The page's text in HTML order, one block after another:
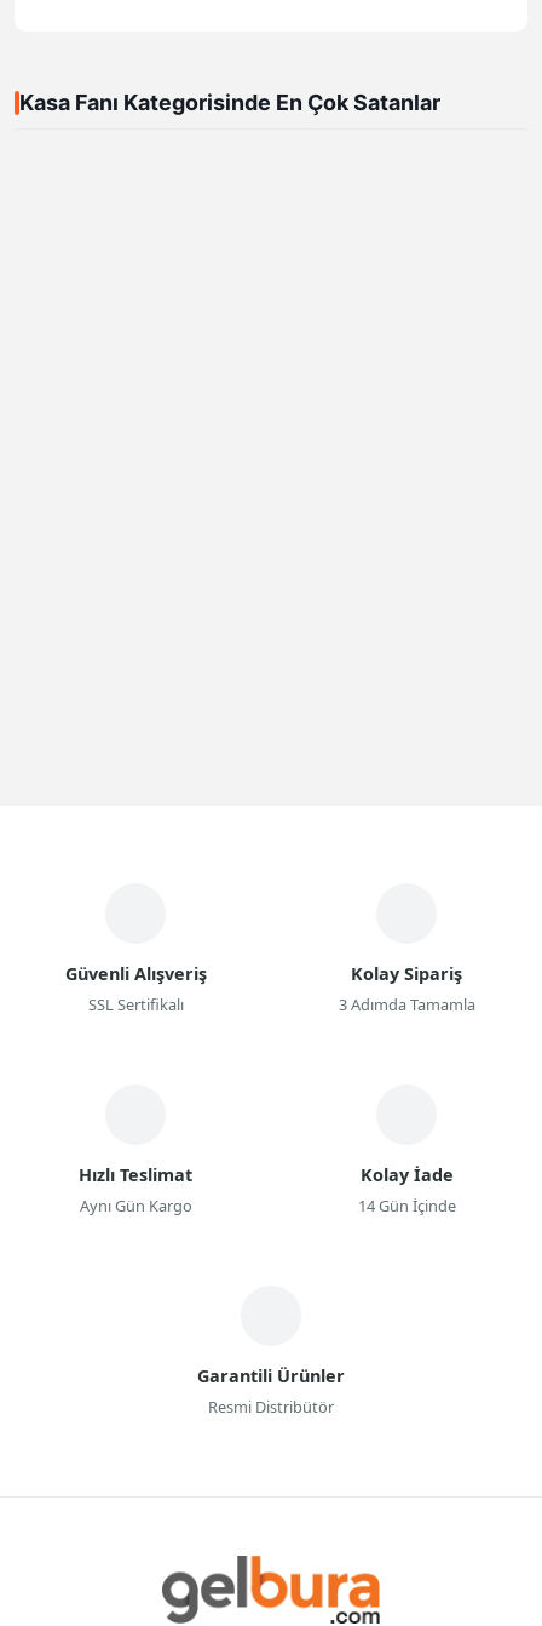
Kasa Fanı Kategorisinde En Çok Satanlar
Güvenli Alışveriş
SSL Sertifikalı
Kolay Sipariş
3 Adımda Tamamla
Hızlı Teslimat
Aynı Gün Kargo
Kolay İade
14 Gün İçinde
Garantili Ürünler
Resmi Distribütör